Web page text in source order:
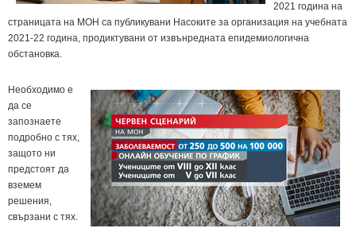
2021 година на
страницата на МОН са публикувани Насоките за организация на учебната
2021-22 година, продиктувани от извънредната епидемиологична
обстановка.
Необходимо е
да се
запознаете
подробно с тях,
защото ни
предстоят да
вземем
решения,
свързани с тях.